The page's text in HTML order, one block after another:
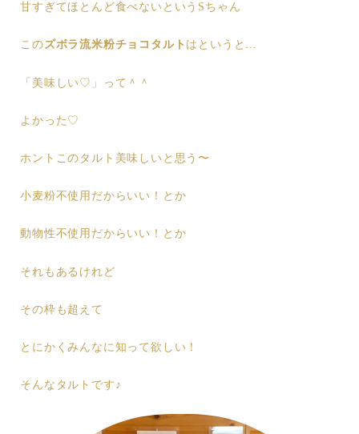
甘すぎてほとんど食べないというSちゃん
このズボラ流米粉チョコタルト はというと…
「美味しい♡」って＾＾
よかった♡
ホントこのタルト美味しいと思う〜
小麦粉不使用だからいい！とか
動物性不使用だからいい！とか
それもあるけれど
その枠も超えて
とにかくみんなに知って欲しい！
そんなタルトです♪